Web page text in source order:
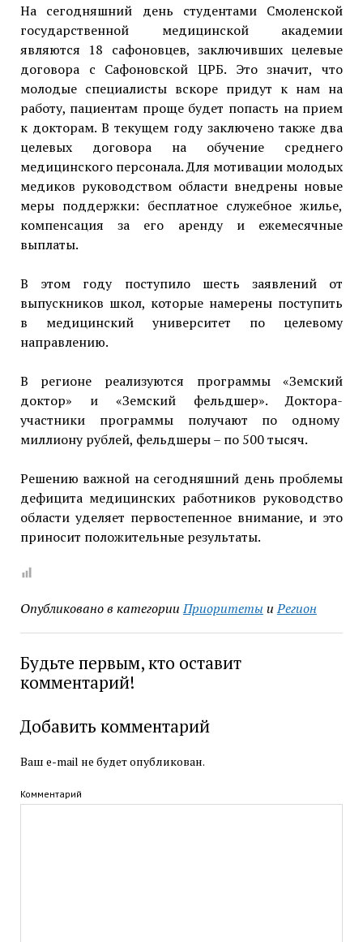
На сегодняшний день студентами Смоленской
государственной медицинской академии
являются 18 сафоновцев, заключивших целевые
договора с Сафоновской ЦРБ. Это значит, что
молодые специалисты вскоре придут к нам на
работу, пациентам проще будет попасть на прием
к докторам. В текущем году заключено также два
целевых договора на обучение среднего
медицинского персонала. Для мотивации молодых
медиков руководством области внедрены новые
меры поддержки: бесплатное служебное жилье,
компенсация за его аренду и ежемесячные
выплаты.
В этом году поступило шесть заявлений от
выпускников школ, которые намерены поступить
в медицинский университет по целевому
направлению.
В регионе реализуются программы «Земский
доктор» и «Земский фельдшер». Доктора-
участники программы получают по одному
миллиону рублей, фельдшеры – по 500 тысяч.
Решению важной на сегодняшний день проблемы
дефицита медицинских работников руководство
области уделяет первостепенное внимание, и это
приносит положительные результаты.
Опубликовано в категории Приоритеты иРегион
Будьте первым, кто оставит
комментарий!
Добавить комментарий
Ваш e-mail не будет опубликован.
Комментарий